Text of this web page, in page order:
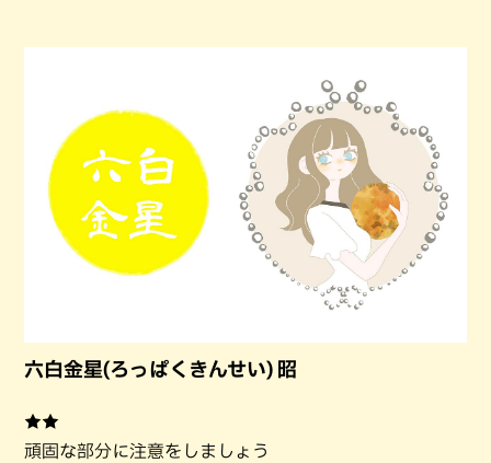
六白金星(ろっぱくきんせい) 昭
★★
頑固な部分に注意をしましょう